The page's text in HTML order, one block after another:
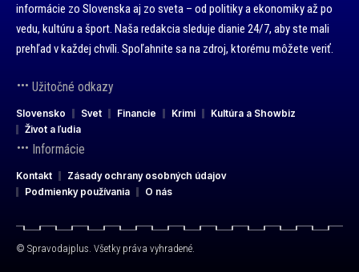
informácie zo Slovenska aj zo sveta – od politiky a ekonomiky až po
vedu, kultúru a šport. Naša redakcia sleduje dianie 24/7, aby ste mali
prehľad v každej chvíli. Spoľahnite sa na zdroj, ktorému môžete veriť.
Užitočné odkazy
Slovensko Svet Financie Krimi
Kultúra a Showbiz
Život a ľudia
Informácie
Kontakt
Zásady ochrany osobných údajov
Podmienky používania
O nás
© Spravodajplus. Všetky práva vyhradené.